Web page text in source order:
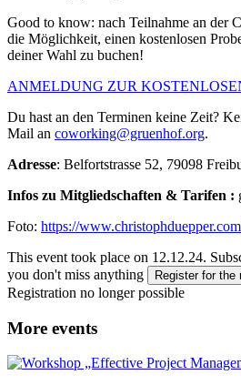
Good to know: nach Teilnahme an der
die Möglichkeit, einen kostenlosen
deiner Wahl zu buchen!
ANMELDUNG ZUR
Du hast an den Terminen keine Zeit?
Mail an coworking@gruenhof.org.
Adresse: Belfortstrasse 52, 79098
Infos zu Mitgliedschaften & Tarifen :
Foto: https://
This event took place on 12.12.24.
you don't miss anything
Register for the
Registration no longer possible
More events